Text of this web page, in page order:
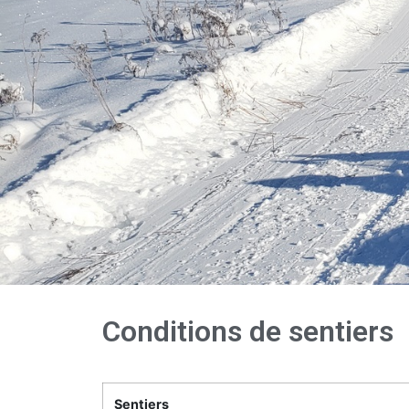
Conditions de sentiers
Sentiers